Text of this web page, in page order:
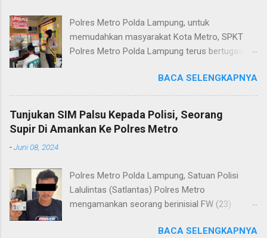
Polres Metro Polda Lampung, untuk
memudahkan masyarakat Kota Metro, SPKT
Polres Metro Polda Lampung terus bertugas
terkait layanan pengaduan, pelayanan SKCK dan
pelayanan Identifikasi sidik jari secara terpadu
kepada masyarakat. Senin (06/01/2025) Dalam
mewujudkan pelayanan prima kepolisian, SPKT
Heri Sulistyo Nugroho S.IK, M.IK mengatakan
“SPKT Polres Metro akan terus berusaha
memberikan pelayanan yang terbaik kepada
BACA SELENGKAPNYA
Tunjukan SIM Palsu Kepada Polisi, Seorang
Supir Di Amankan Ke Polres Metro
-Juni 08, 2024
Polres Metro Polda Lampung, Satuan Polisi
Lalulintas (Satlantas) Polres Metro
mengamankan seorang berinisial FW (23)
Truk pelanggar lalulintas dan menggunakan
BACA SELENGKAPNYA